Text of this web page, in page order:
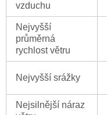
vzduchu
Nejvyšší
průměrná
rychlost větru
Nejvyšší srážky
Nejsilnější náraz